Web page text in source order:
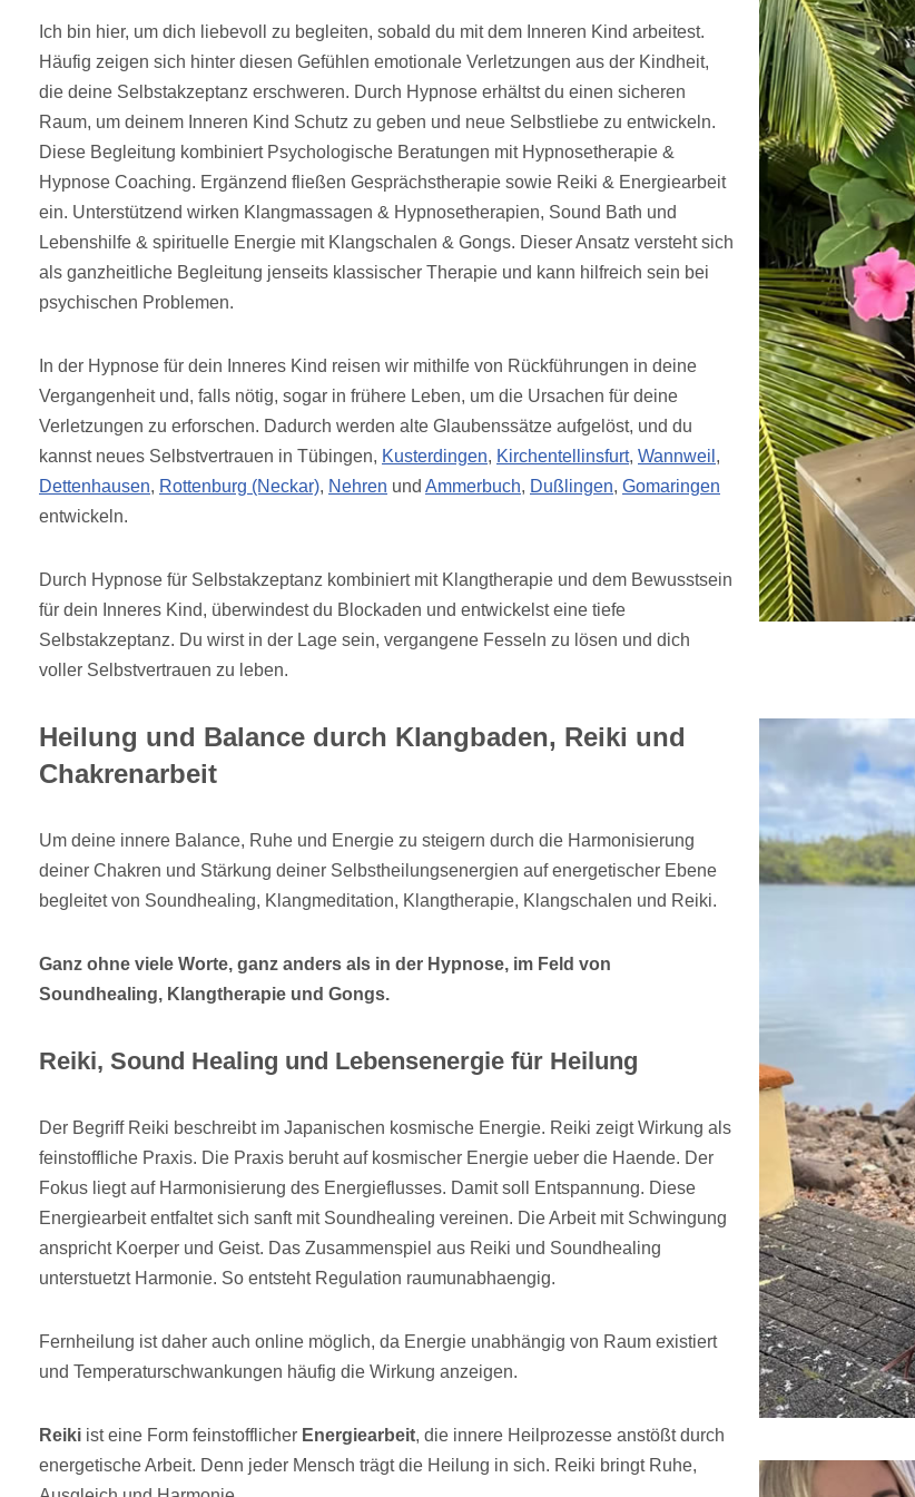
Ich bin hier, um dich liebevoll zu begleiten, sobald du mit dem Inneren Kind arbeitest.
Häufig zeigen sich hinter diesen Gefühlen emotionale Verletzungen aus der Kindheit,
die deine Selbstakzeptanz erschweren. Durch Hypnose erhältst du einen sicheren
Raum, um deinem Inneren Kind Schutz zu geben und neue Selbstliebe zu entwickeln.
Diese Begleitung kombiniert Psychologische Beratungen mit Hypnosetherapie &
Hypnose Coaching. Ergänzend fließen Gesprächstherapie sowie Reiki & Energiearbeit
ein. Unterstützend wirken Klangmassagen & Hypnosetherapien, Sound Bath und
Lebenshilfe & spirituelle Energie mit Klangschalen & Gongs. Dieser Ansatz versteht sich
als ganzheitliche Begleitung jenseits klassischer Therapie und kann hilfreich sein bei
psychischen Problemen.
In der Hypnose für dein Inneres Kind reisen wir mithilfe von Rückführungen in deine
Vergangenheit und, falls nötig, sogar in frühere Leben, um die Ursachen für deine
Verletzungen zu erforschen. Dadurch werden alte Glaubenssätze aufgelöst, und du
kannst neues Selbstvertrauen in Tübingen, Kusterdingen, Kirchentellinsfurt, Wannweil ,
Dettenhausen, Rottenburg (Neckar), Nehren und Ammerbuch, Dußlingen, Gomaringen
entwickeln.
Durch Hypnose für Selbstakzeptanz kombiniert mit Klangtherapie und dem Bewusstsein
für dein Inneres Kind, überwindest du Blockaden und entwickelst eine tiefe
Selbstakzeptanz. Du wirst in der Lage sein, vergangene Fesseln zu lösen und dich
voller Selbstvertrauen zu leben.
Heilung und Balance durch Klangbaden, Reiki und
Chakrenarbeit
Um deine innere Balance, Ruhe und Energie zu steigern durch die Harmonisierung
deiner Chakren und Stärkung deiner Selbstheilungsenergien auf energetischer Ebene
begleitet von Soundhealing, Klangmeditation, Klangtherapie, Klangschalen und Reiki.
Ganz ohne viele Worte, ganz anders als in der Hypnose, im Feld von
Soundhealing, Klangtherapie und Gongs.
Reiki, Sound Healing und Lebensenergie für Heilung
Der Begriff Reiki beschreibt im Japanischen kosmische Energie. Reiki zeigt Wirkung als
feinstoffliche Praxis. Die Praxis beruht auf kosmischer Energie ueber die Haende. Der
Fokus liegt auf Harmonisierung des Energieflusses. Damit soll Entspannung. Diese
Energiearbeit entfaltet sich sanft mit Soundhealing vereinen. Die Arbeit mit Schwingung
anspricht Koerper und Geist. Das Zusammenspiel aus Reiki und Soundhealing
unterstuetzt Harmonie. So entsteht Regulation raumunabhaengig.
Fernheilung ist daher auch online möglich, da Energie unabhängig von Raum existiert
und Temperaturschwankungen häufig die Wirkung anzeigen.
Reiki ist eine Form feinstofflicher Energiearbeit, die innere Heilprozesse anstößt durch
energetische Arbeit. Denn jeder Mensch trägt die Heilung in sich. Reiki bringt Ruhe,